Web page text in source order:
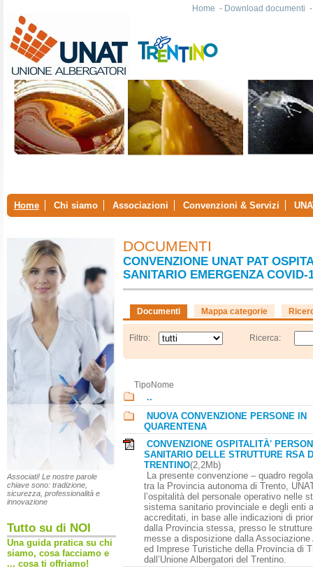
Home - Download documenti
Home Chi siamo Associazioni Convenzioni & Servizi
Associati! Le nostre parole
chiave sono: tradizione,
sicurezza, professionalità e
innovazione
Tutto su di NOI
Una guida pratica su chi
siamo, cosa facciamo e
... cosa ti offriamo!
DOCUMENTI
CONVENZIONE UNAT PAT
SANITARIO EMERGENZA COVID-
Documenti Mappa categorie
Filtro: Ricerca:
Tipo Nome
..
NUOVA CONVENZIONE PERSONE IN
QUARENTENA
CONVENZIONE OSPITALITÀ'
SANITARIO DELLE STRUTTURE RSA
TRENTINO(2,2Mb)
La presente convenzione – quadro
tra la Provincia autonoma di Trento,
l’ospitalità del personale operativo nelle
sistema sanitario provinciale e degli enti
accreditati, in base alle indicazioni di
dalla Provincia stessa, presso le
messe a disposizione dalla Associazione
ed Imprese Turistiche della Provincia di
dall’Unione Albergatori del Trentino.